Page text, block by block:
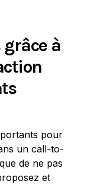
à
pour
un call-to-
de ne pas
et